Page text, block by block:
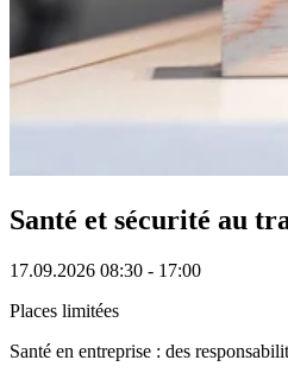
Santé et sécurité au
17.09.2026 08:30 - 17:00
Places limitées
Santé en entreprise : des